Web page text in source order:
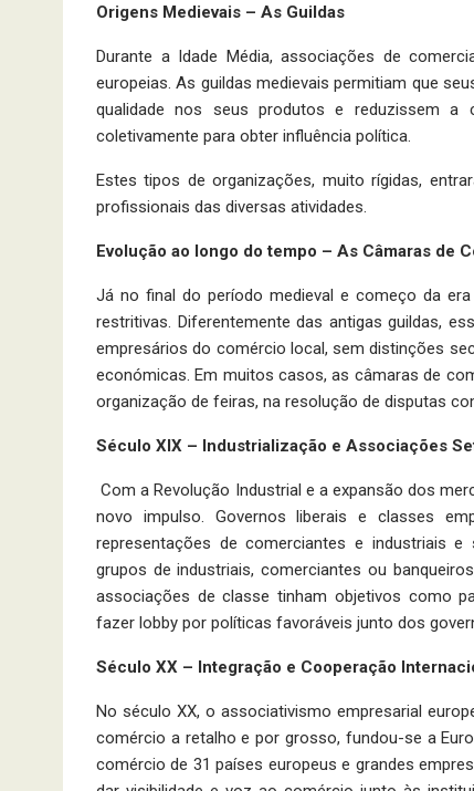
Origens Medievais – As Guildas
Durante a Idade Média, associações de
europeias. As guildas medievais permitiam que
qualidade nos seus produtos e reduzissem a
coletivamente para obter influência política.
Estes tipos de organizações, muito rígidas,
profissionais das diversas atividades.
Evolução ao longo do tempo – As Câmaras de
Já no final do período medieval e começo da
restritivas. Diferentemente das antigas guildas,
empresários do comércio local, sem distinções
económicas. Em muitos casos, as câmaras de
organização de feiras, na resolução de disputas
Século XIX – Industrialização e Associações
Com a Revolução Industrial e a expansão dos
novo impulso. Governos liberais e classes
representações de comerciantes e industriais e
grupos de industriais, comerciantes ou
associações de classe tinham objetivos como
fazer lobby por políticas favoráveis junto dos
Século XX – Integração e Cooperação
No século XX, o associativismo empresarial
comércio a retalho e por grosso, fundou-se a
comércio de 31 países europeus e grandes